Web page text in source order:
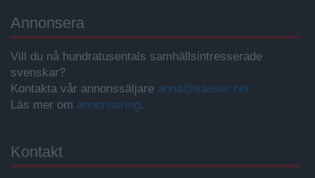
Annonsera
Vill du nå hundratusentals samhällsintresserade
svenskar?
Kontakta vår annonssäljare anna@sasser.net
Läs mer om annonsering.
Kontakt